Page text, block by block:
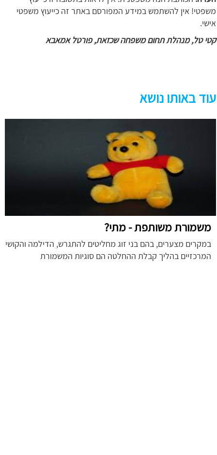
משפטי! אין להשתמש במידע המפורסם באתר זה כייעוץ משפטי
אישי.
קטי טל, מנהלת תחום משפחה שכזאת, פורטל אמאבא
עוד באותו נושא
משמורת משותפת - מתי?
במקרים מצערים, בהם בני זוג מחליטים להתגרש, הדילמה והקושי
המרכזיים בהליך קבלת ההחלטה הם סוגיות המשמורת